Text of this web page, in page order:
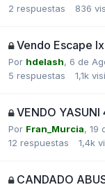
2 respuestas 836
Vendo Escape
Por hdelash, 6 de
5 respuestas 1,1k
VENDO YASUNI
Por Fran_Murcia, 19
12 respuestas 1,4k
CANDADO